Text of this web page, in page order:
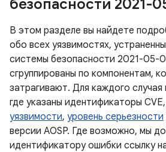
безопасности 2021-
В этом разделе вы найдете
обо всех уязвимостях,
системы безопасности 2021-05-
сгруппированы по компонентам,
затрагивают. Для каждого случая
где указаны идентификаторы
уязвимости, уровень серьезности
версии AOSP. Где возможно, мы
идентификатору ошибки ссылку